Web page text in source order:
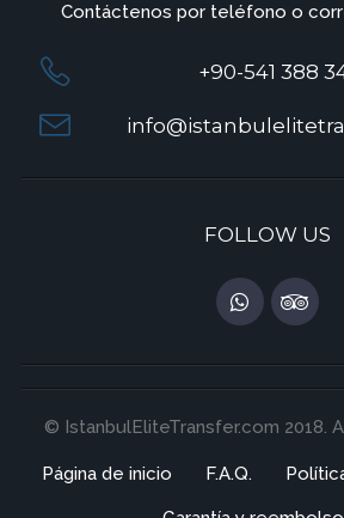
Contáctenos por teléfono o
+90-541 388
FOLLOW US
© IstanbulEliteTransfer.com 2018.
Página de inicio F.A.Q.